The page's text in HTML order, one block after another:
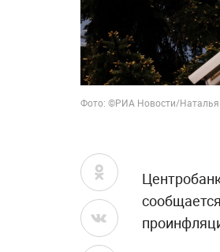
Фото: ©РИА Новости/Наталья